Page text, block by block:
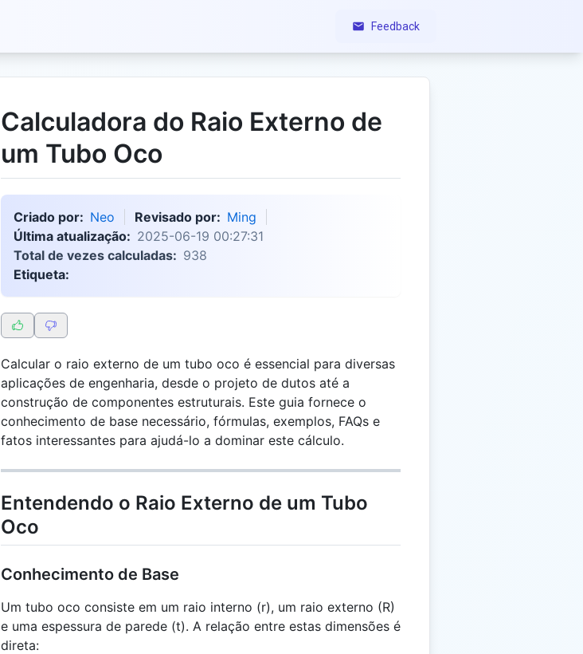
Feedback
Calculadora do Raio Externo de
um Tubo Oco
Criado por: Neo Revisado por: Ming
Última atualização: 2025-06-19 00:27:31
Total de vezes calculadas: 938
Etiqueta:
Calcular o raio externo de um tubo oco é essencial para diversas
aplicações de engenharia, desde o projeto de dutos até a
construção de componentes estruturais. Este guia fornece o
conhecimento de base necessário, fórmulas, exemplos, FAQs e
fatos interessantes para ajudá-lo a dominar este cálculo.
Entendendo o Raio Externo de um Tubo
Oco
Conhecimento de Base
Um tubo oco consiste em um raio interno (r), um raio externo (R)
e uma espessura de parede (t). A relação entre estas dimensões é
direta: